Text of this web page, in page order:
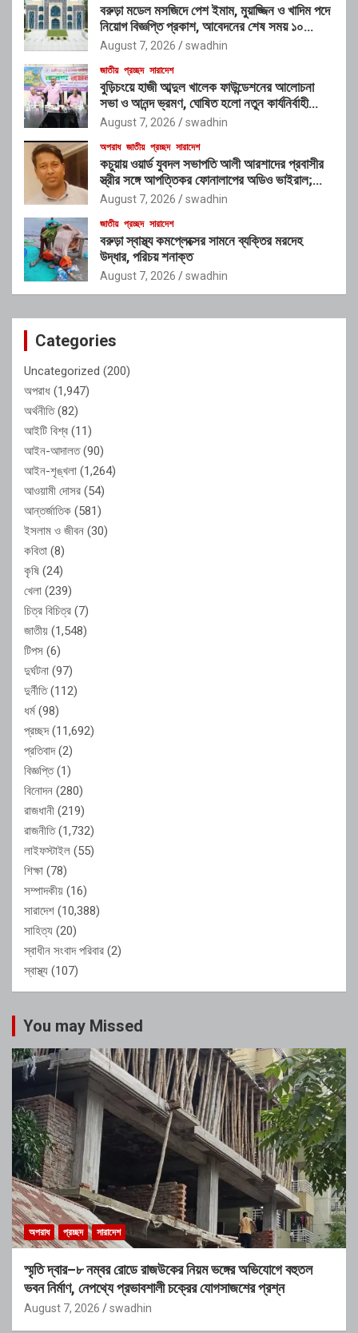
বরুড়া মডেল মসজিদে পেশ ইমাম, মুয়াজ্জিন ও খাদিম পদে
নিয়োগ বিজ্ঞপ্তি প্রকাশ, আবেদনের শেষ সময় ১০
আগস্ট
August 7, 2026 swadhin
জাতীয় প্রচ্ছদ সারাদেশ
বুড়িচংয়ে হাজী আব্দুল খালেক ফাউন্ডেশনের আলোচনা
সভা ও আনন্দ ভ্রমণ, ঘোষিত হলো নতুন কার্যনির্বাহী
কমিটি
August 7, 2026 swadhin
অপরাধ জাতীয় প্রচ্ছদ সারাদেশ
কচুয়ায় ওয়ার্ড যুবদল সভাপতি আলী আরশাদের প্রবাসীর
স্ত্রীর সঙ্গে আপত্তিকর ফোনালাপের অডিও ভাইরাল;
শাস্তির দাবি এলাকাবাসীর
August 7, 2026 swadhin
জাতীয় প্রচ্ছদ সারাদেশ
বরুড়া স্বাস্থ্য কমপ্লেক্সের সামনে ব্যক্তির মরদেহ
উদ্ধার, পরিচয় শনাক্ত
August 7, 2026 swadhin
Categories
Uncategorized (200)
অপরাধ (1,947)
অর্থনীতি(82)
আইটি বিশ্ব (11)
আইন-আদালত(90)
আইন-শৃঙ্খলা (1,264)
আওয়ামী দোসর (54)
আন্তর্জাতিক (581)
ইসলাম ও জীবন (30)
কবিতা (8)
কৃষি (24)
খেলা (239)
চিত্র বিচিত্র (7)
জাতীয় (1,548)
টিপস (6)
দুর্ঘটনা (97)
দুর্নীতি(112)
ধর্ম(98)
প্রচ্ছদ(11,692)
প্রতিবাদ(2)
বিজ্ঞপ্তি(1)
বিনোদন (280)
রাজধানী (219)
রাজনীতি(1,732)
লাইফস্টাইল (55)
শিক্ষা (78)
সম্পাদকীয় (16)
সারাদেশ (10,388)
সাহিত্য (20)
স্বাধীন সংবাদ পরিবার (2)
স্বাস্থ্য (107)
You may Missed
অপরাধ প্রচ্ছদ সারাদেশ
স্মৃতি দ্বার–৮ নম্বর রোডে রাজউকের নিয়ম ভঙ্গের অভিযোগে বহুতল
ভবন নির্মাণ, নেপথ্যে প্রভাবশালী চক্রের যোগসাজশের প্রশ্ন
August 7, 2026 swadhin